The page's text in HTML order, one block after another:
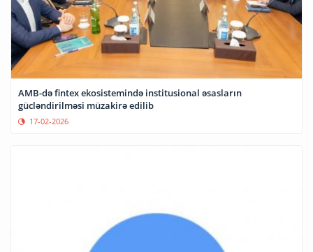
AMB-də fintex ekosistemində institusional əsasların
gücləndirilməsi müzakirə edilib
17-02-2026